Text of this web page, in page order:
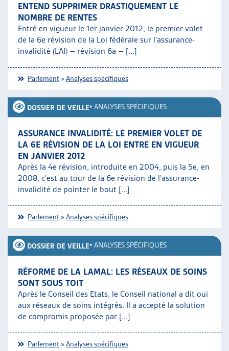
ENTEND SUPPRIMER DRASTIQUEMENT LE
NOMBRE DE RENTES
Entré en vigueur le 1er janvier 2012, le premier volet
de la 6e révision de la Loi fédérale sur l’assurance-
invalidité (LAI) – révision 6a – [...]
Parlement »Analyses spécifiques
DOSSIER DE VEILLE• ANALYSES SPÉCIFIQUES
ASSURANCE INVALIDITÉ: LE PREMIER VOLET DE
LA 6E RÉVISION DE LA LOI ENTRE EN VIGUEUR
EN JANVIER 2012
Après la 4e révision, introduite en 2004, puis la 5e, en
2008, c’est au tour de la 6e révision de l’assurance-
invalidité de pointer le bout [...]
Parlement »Analyses spécifiques
DOSSIER DE VEILLE• ANALYSES SPÉCIFIQUES
RÉFORME DE LA LAMAL: LES RÉSEAUX DE SOINS
SONT SOUS TOIT
Après le Conseil des Etats, le Conseil national a dit oui
aux réseaux de soins intégrés. Il a accepté la solution
de compromis proposée par [...]
Parlement »Analyses spécifiques